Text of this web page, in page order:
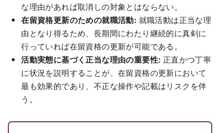
な理由があれば取消しの対象とはならない。
在留資格更新のための就職活動: 就職活動は正当な理
由となり得るため、長期間にわたり継続的に真剣に
行っていれば在留資格の更新が可能である。
活動実態に基づく正当な理由の重要性: 正直かつ丁寧
に状況を説明することが、在留資格の更新において
最も効果的であり、不正な操作や記載はリスクを伴
う。